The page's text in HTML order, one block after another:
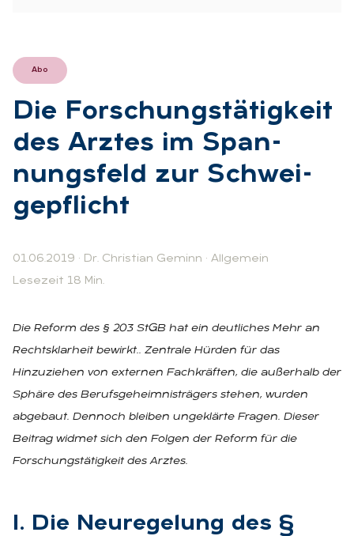
Abo
Die For­schungs­tä­tig­keit
des Arz­tes im Span­
nungs­feld zur Schwei­
ge­pflicht
01.06.2019 · Dr. Christian Geminn · Allgemein
Lesezeit 18 Min.
Die Reform des § 203 StGB hat ein deutliches Mehr an
Rechtsklarheit bewirkt.. Zentrale Hürden für das
Hinzuziehen von externen Fachkräften, die außerhalb der
Sphäre des Berufsgeheimnisträgers stehen, wurden
abgebaut. Dennoch bleiben ungeklärte Fragen. Dieser
Beitrag widmet sich den Folgen der Reform für die
Forschungstätigkeit des Arztes.
I. Die Neu­re­ge­lung des §